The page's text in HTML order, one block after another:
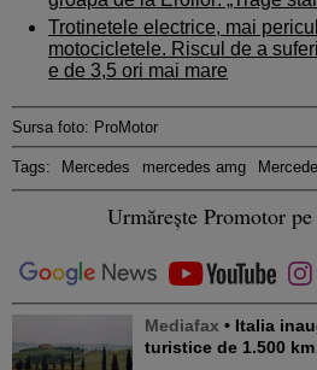
Trotinetele electrice, mai
motocicletele. Riscul de a
e de 3,5 ori mai mare
Sursa foto: ProMotor
Tags: Mercedes mercedes amg
Urmărește Promotor
Mediafax • Italia inaugurează o rețea de trasee
turistice de 1.500 km